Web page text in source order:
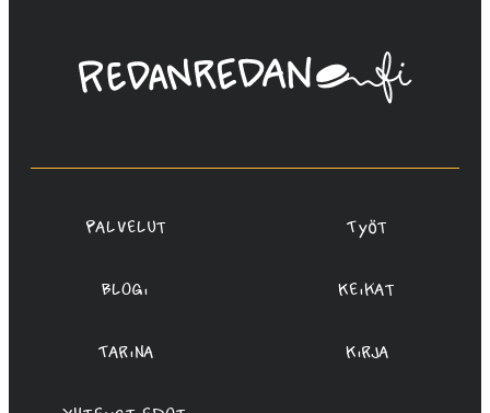
Linda
Saukko-
Oy
Palvelut Työt
Blogi Keikat
Tarina Kirja